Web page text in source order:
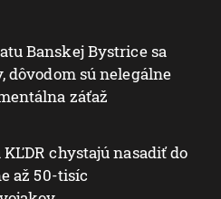
Banskej Bystrice sa
dôvodom sú nelegálne
záťaž
chystajú nasadiť do
až 50-tisíc